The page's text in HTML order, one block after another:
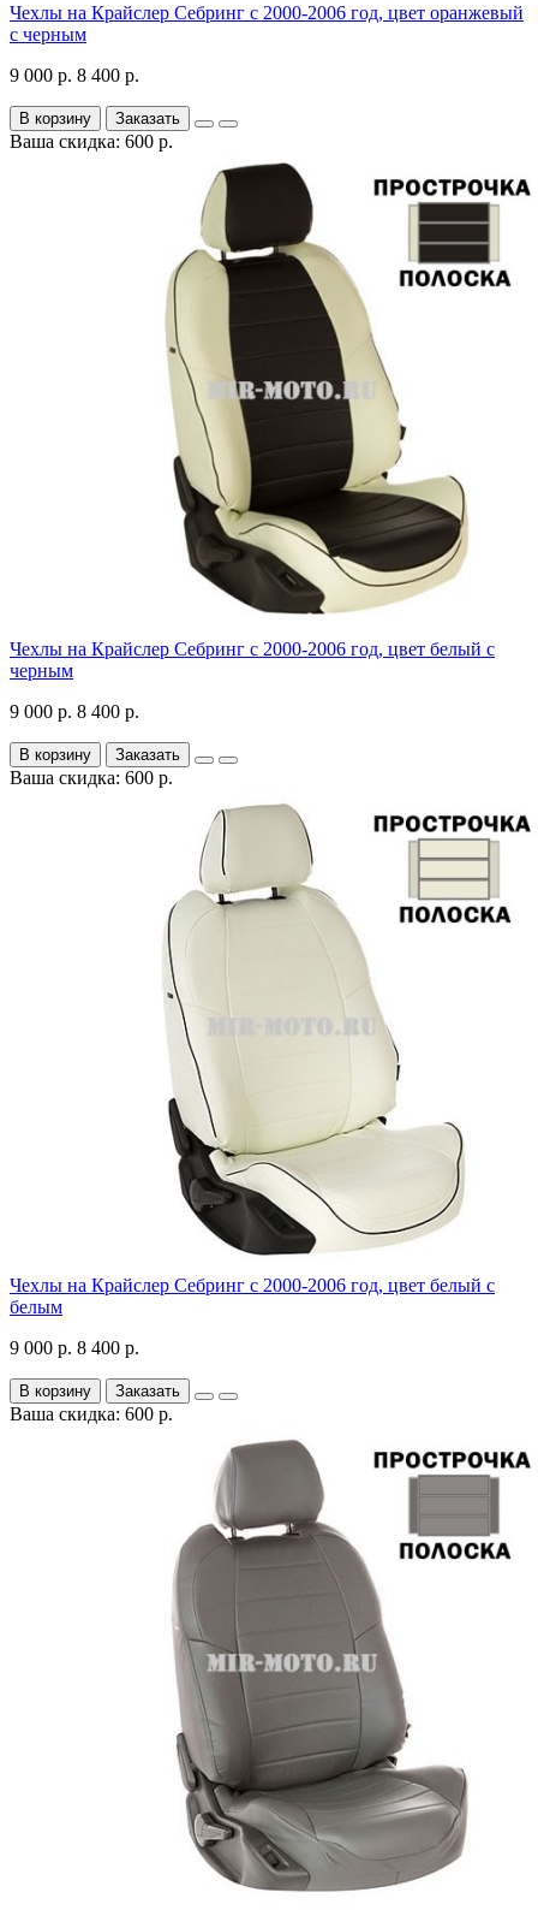
Чехлы на Крайслер Себринг с 2000-2006 год, цвет оранжевый
с черным
9 000 р. 8 400 р.
В корзину Заказать
Ваша скидка: 600 р.
Чехлы на Крайслер Себринг с 2000-2006 год, цвет белый с
черным
9 000 р. 8 400 р.
В корзину Заказать
Ваша скидка: 600 р.
Чехлы на Крайслер Себринг с 2000-2006 год, цвет белый с
белым
9 000 р. 8 400 р.
В корзину Заказать
Ваша скидка: 600 р.